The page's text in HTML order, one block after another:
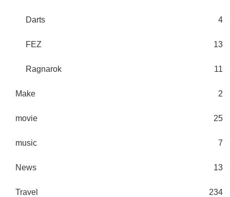
Darts 4
FEZ 13
Ragnarok 11
Make 2
movie 25
music 7
News 13
Travel 234